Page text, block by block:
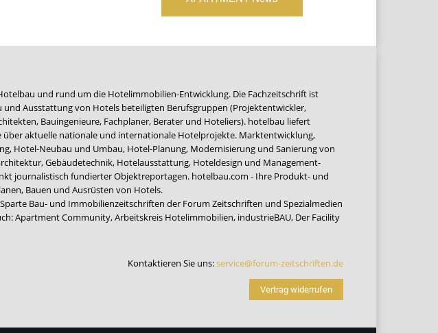
und rund um die Hotelimmobilien-Entwicklung. Die Fachzeitschrift ist
und Ausstattung von Hotels beteiligten Berufsgruppen (Projektentwickler,
Bauingenieure, Fachplaner, Berater und Hoteliers). hotelbau liefert
aktuelle nationale und internationale Hotelprojekte. Marktentwicklung,
Hotel-Neubau und Umbau, Hotel-Planung, Modernisierung und Sanierung von
Gebäudetechnik, Hotelausstattung, Hoteldesign und Management-
journalistisch fundierter Objektreportagen. hotelbau.com - Ihre Produkt- und
Bauen und Ausrüsten von Hotels.
Bau- und Immobilienzeitschriften der Forum Zeitschriften und Spezialmedien
Apartment Community,Arbeitskreis Hotelimmobilien, industrieBAU, Der Facility
Kontaktieren Sie uns:service@forum-zeitschriften.de
Vertrag widerrufen